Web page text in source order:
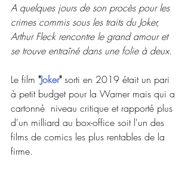
A quelques jours de son procès pour les
crimes commis sous les traits du Joker,
Arthur Fleck rencontre le grand amour et
se trouve entraîné dans une folie à deux.
Le film "Joker" sorti en 2019 était un pari
à petit budget pour la Warner mais qui a
cartonné  niveau critique et rapporté plus
d'un milliard au box-office soit l'un des
films de comics les plus rentables de la
firme.